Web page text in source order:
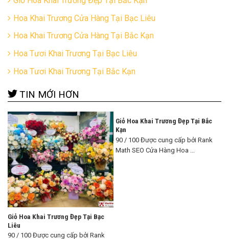
Hoa Khai Trương Cửa Hàng Tại Bạc Liêu
Hoa Khai Trương Cửa Hàng Tại Bắc Kạn
Hoa Tươi Khai Trương Tại Bạc Liêu
Hoa Tươi Khai Trương Tại Bắc Kạn
TIN MỚI HƠN
Giỏ Hoa Khai Trương Đẹp Tại Bạc
Liêu
90 / 100 Được cung cấp bởi Rank
Giỏ Hoa Khai Trương Đẹp Tại Bắc
Kạn
90 / 100 Được cung cấp bởi Rank
Math SEO Cửa Hàng Hoa ...